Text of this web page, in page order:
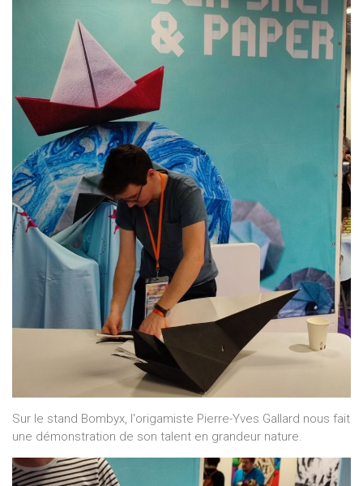
Sur le stand Bombyx, l'origamiste Pierre-Yves Gallard nous fait
une démonstration de son talent en grandeur nature.